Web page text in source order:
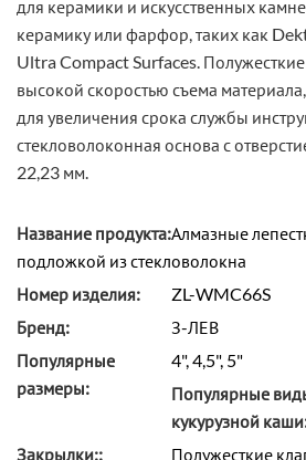
для керамики и искусственных
керамику или фарфор, таких как
Ultra Compact Surfaces.
высокой скоростью съема
для увеличения срока службы
стекловолоконная основа с
22,23 мм.
Название продукта:Алмазные
подложкой из стекловолокна
Номер изделия:
ZL-WMC66S
Бренд:
З-ЛЕВ
Популярные
размеры:
4", 4,5", 5"
Популярные
кукурузной
Закрылки::
Полужесткие